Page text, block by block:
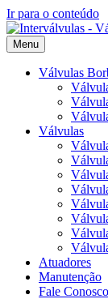
Ir para o conteúdo
Menu
Válvulas
Válvulas
Atuadores
Manutenção
Fale Conosco